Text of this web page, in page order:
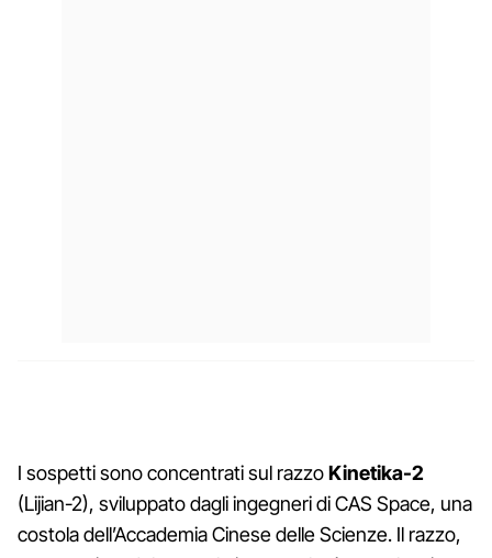
I sospetti sono concentrati sul razzoKinetika-2
(Lijian-2), sviluppato dagli ingegneri di CAS Space, una
costola dell’Accademia Cinese delle Scienze. Il razzo,